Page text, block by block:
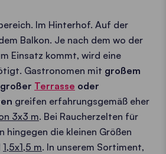
Im Hinterhof. Auf der
Balkon. Je nach dem wo der
Einsatz kommt, wird eine
Gastronomen mit großem
Terrasse oder
greifen erfahrungsgemäß eher
3x3 m. Bei Raucherzelten für
hingegen die kleinen Größen
1,5x1,5 m. In unserem Sortiment,